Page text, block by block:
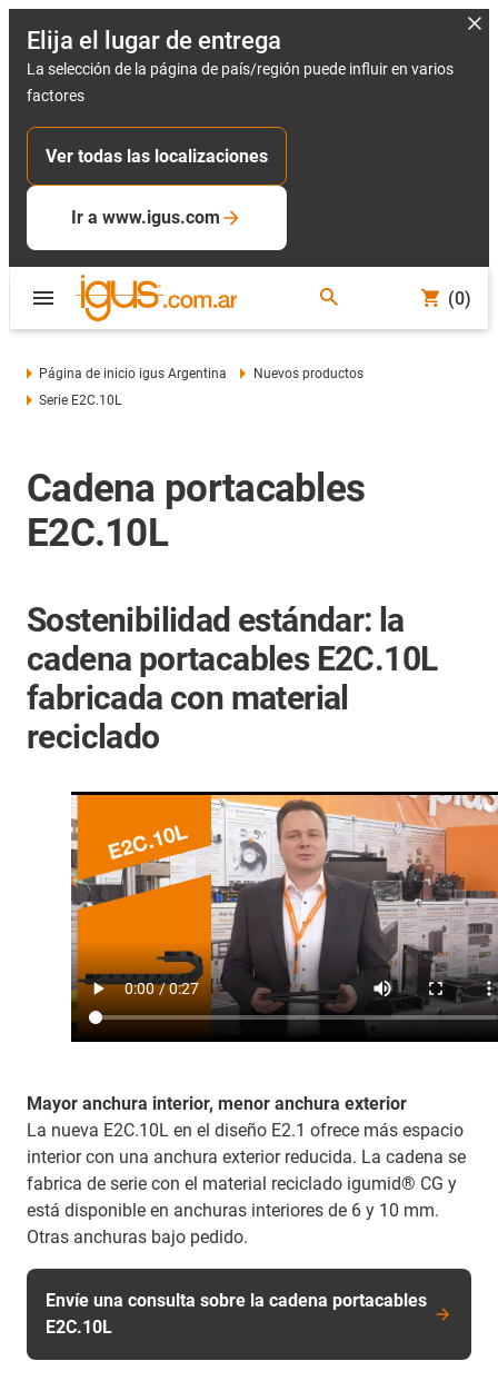
Elija el lugar de entrega
La selección de la página de país/región puede influir en varios
factores
Ver todas las localizaciones
Ir a www.igus.com
(0)
Página de inicio igus Argentina
Nuevos productos
Serie E2C.10L
Cadena portacables
E2C.10L
Sostenibilidad estándar: la
cadena portacables E2C.10L
fabricada con material
reciclado
Mayor anchura interior, menor anchura exterior
La nueva E2C.10L en el diseño E2.1 ofrece más espacio
interior con una anchura exterior reducida. La cadena se
fabrica de serie con el material reciclado igumid® CG y
está disponible en anchuras interiores de 6 y 10 mm.
Otras anchuras bajo pedido.
Envíe una consulta sobre la cadena portacables
E2C.10L